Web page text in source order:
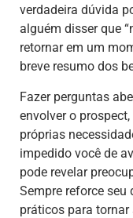
verdadeira dúvida
alguém disser que
retornar em um
breve resumo dos
Fazer perguntas
envolver o
próprias
impedido você de
pode revelar
Sempre reforce
práticos para